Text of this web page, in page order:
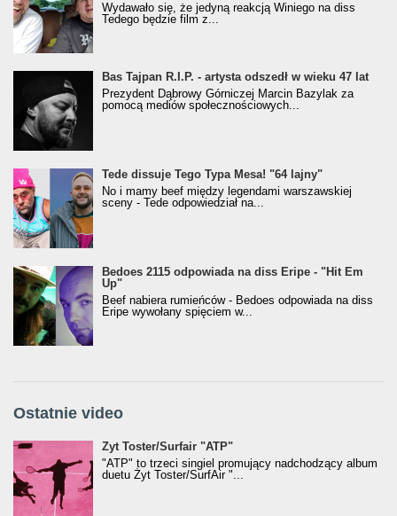
Wydawało się, że jedyną reakcją Winiego na diss
Tedego będzie film z...
Bas Tajpan R.I.P. - artysta odszedł w wieku 47 lat
Prezydent Dąbrowy Górniczej Marcin Bazylak za
pomocą mediów społecznościowych...
Tede dissuje Tego Typa Mesa! "64 lajny"
No i mamy beef między legendami warszawskiej
sceny - Tede odpowiedział na...
Bedoes 2115 odpowiada na diss Eripe - "Hit Em
Up"
Beef nabiera rumieńców - Bedoes odpowiada na diss
Eripe wywołany spięciem w...
Ostatnie video
Żyt Toster/SurfAir - ATP VIDEO
Żyt Toster/Surfair "ATP"
"ATP" to trzeci singiel promujący nadchodzący album
duetu Żyt Toster/SurfAir "...